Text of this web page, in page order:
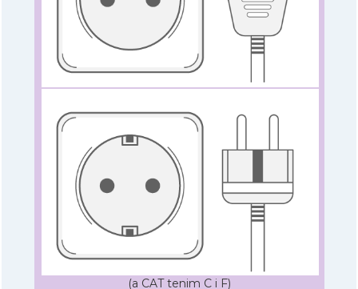
(a CAT tenim C i F)